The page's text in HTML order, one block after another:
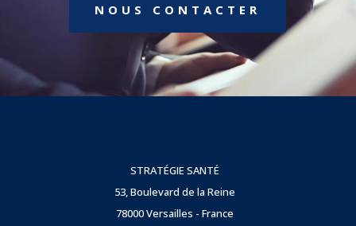
NOUS CONTACTER
STRATÉGIE SANTÉ
53, Boulevard de la Reine
78000 Versailles - France